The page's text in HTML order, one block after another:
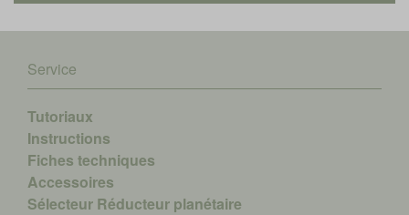
Service
Tutoriaux
Instructions
Fiches techniques
Accessoires
Sélecteur Réducteur planétaire